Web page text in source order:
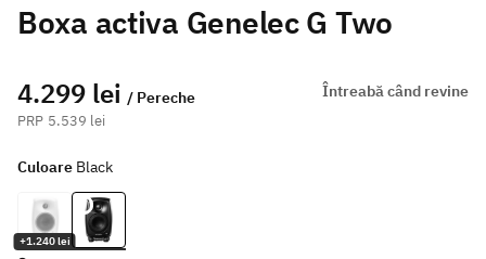
Boxa activa Genelec G Two
4.299 lei / Pereche
5.539 lei
Întreabă când revine
Culoare Black
+1.240 lei